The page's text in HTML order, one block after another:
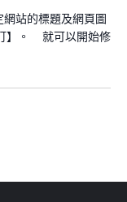
站的標題及網頁圖
】。 就可以開始修